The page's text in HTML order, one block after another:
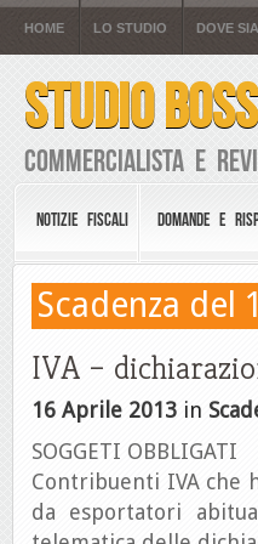
HOME LO STUDIO DOVE
STUDIO
Commercialista e
NOTIZIE FISCALI DOMANDE E
Scadenza del
IVA –
16 Aprile 2013 in
SOGGETI OBBLIGATI
Contribuenti IVA che
da esportatori